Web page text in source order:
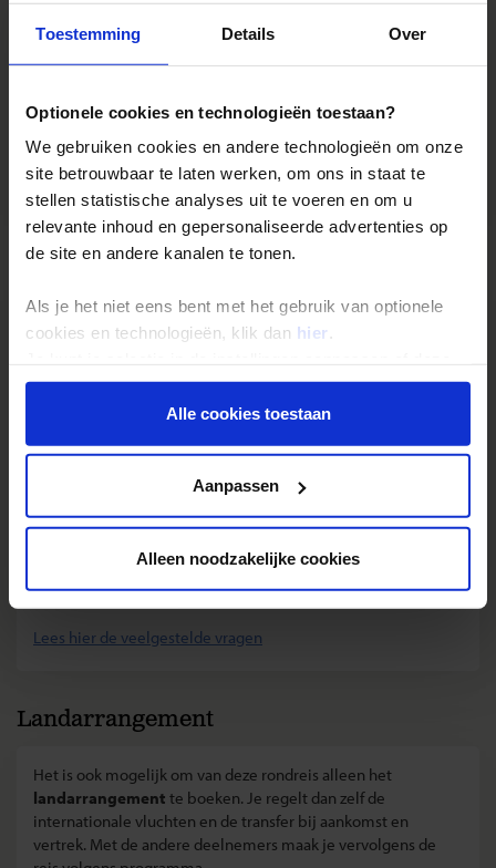
Toestemming Details Over
Optionele cookies en technologieën toestaan?
We gebruiken cookies en andere technologieën om onze
site betrouwbaar te laten werken, om ons in staat te
stellen statistische analyses uit te voeren en om u
relevante inhoud en gepersonaliseerde advertenties op
de site en andere kanalen te tonen.
Als je het niet eens bent met het gebruik van optionele
cookies en technologieën, klik dan hier .
onder aan de pagina op elk gewenst moment voor de
toekomst wijzigen.Alle cookies toestaan
Aanpassen
Alleen noodzakelijke cookies
fooien
boekingskosten
consumentenbijdrage SGR (€ 5,- per persoon)
reis- en annuleringsverzekering
Reizen: de feiten op een rij
We kunnen ons voorstellen dat je nog vragen hebt over hoe
wij onze reizen organiseren. Daarom hebben wij voor de
samengesteld met daarop de antwoorden op de meest
Denk hierbij bijvoorbeeld aan vragen als:
• Wanneer gaat mijn reis gegarandeerd door?
• Hoe zit het met de betaling van mijn reis?
• Ik kan bij jullie mijn eigen vlucht kiezen. Hoe werkt dat?
• Hoeveel bagage kan ik meenemen?
Lees hier de veelgestelde vragen
Landarrangement
Het is ook mogelijk om van deze rondreis alleen het
landarrangement te boeken. Je regelt dan zelf de
internationale vluchten en de transfer bij aankomst en
vertrek. Met de andere deelnemers maak je vervolgens de